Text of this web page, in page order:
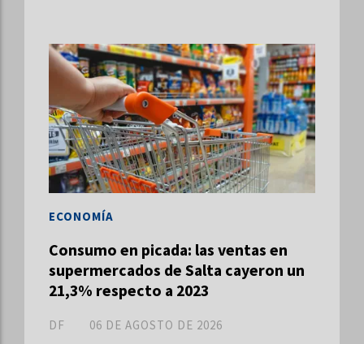
Consumo en picada: las ventas en
supermercados de Salta cayeron un
21,3% respecto a 2023
DF
ECONOMÍA
06 DE AGOSTO DE 2026